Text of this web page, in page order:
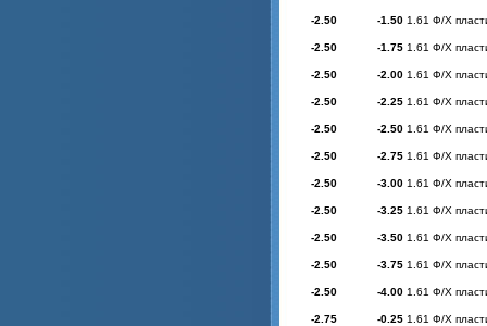
-2.50 -1.50 1.61 Ф/Х
-2.50 -1.75 1.61 Ф/Х
-2.50 -2.00 1.61 Ф/Х
-2.50 -2.25 1.61 Ф/Х
-2.50 -2.50 1.61 Ф/Х
-2.50 -2.75 1.61 Ф/Х
-2.50 -3.00 1.61 Ф/Х
-2.50 -3.25 1.61 Ф/Х
-2.50 -3.50 1.61 Ф/Х
-2.50 -3.75 1.61 Ф/Х
-2.50 -4.00 1.61 Ф/Х
-2.75 -0.25 1.61 Ф/Х